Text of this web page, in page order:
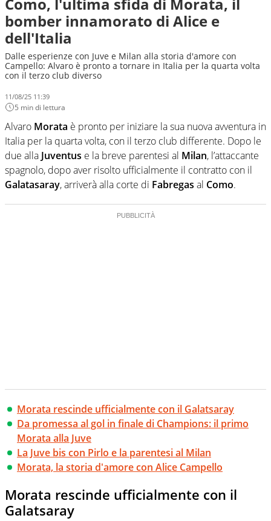
bomber innamorato di Alice e
dell'Italia
Dalle esperienze con Juve e Milan alla storia d'amore con
Campello: Alvaro è pronto a tornare in Italia per la quarta volta
con il terzo club diverso
11/08/25 11:39
5 min di lettura
Alvaro Morata è pronto per iniziare la sua nuova avventura in
Italia per la quarta volta, con il terzo club differente. Dopo le
due alla Juventus e la breve parentesi al Milan, l’attaccante
spagnolo, dopo aver risolto ufficialmente il contratto con il
Galatasaray, arriverà alla corte di Fabregas al Como.
Morata rescinde ufficialmente con il Galatsaray
Da promessa al gol in finale di Champions: il primo
Morata alla Juve
La Juve bis con Pirlo e la parentesi al Milan
Morata, la storia d'amore con Alice Campello
Morata rescinde ufficialmente con il
Galatsaray